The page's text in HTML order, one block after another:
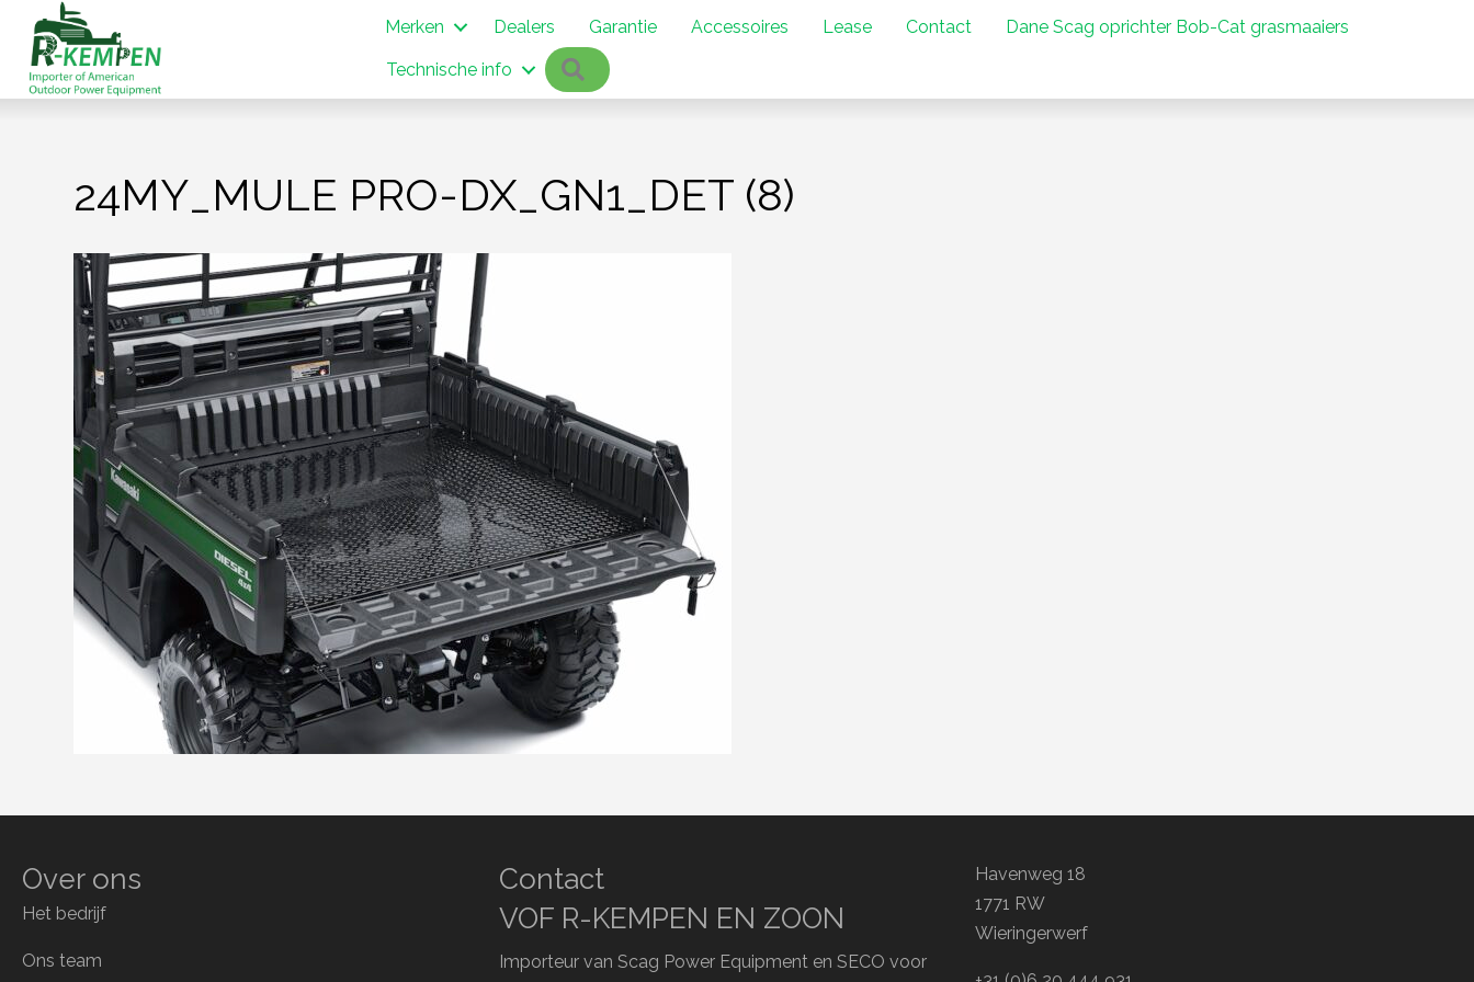
Merken Dealers Garantie Accessoires Lease Contact Dane Scag oprichter Bob-Cat grasmaaiers
Technische info Zoeken
24MY_MULE PRO-DX_GN1_DET (8)
Over ons
Het bedrijf
Ons team
Contact
VOF R-KEMPEN EN ZOON
Importeur van Scag Power Equipment en SECO voor
Havenweg 18
1771 RW
Wieringerwerf